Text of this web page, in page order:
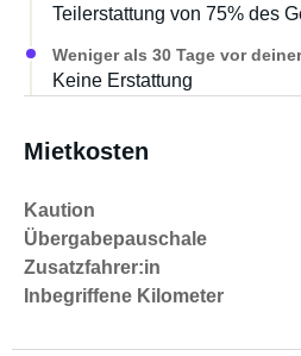
Teilerstattung von 75% des
Weniger als 30 Tage vor
Keine Erstattung
Mietkosten
Kaution
Übergabepauschale
Zusatzfahrer:in
Inbegriffene Kilometer